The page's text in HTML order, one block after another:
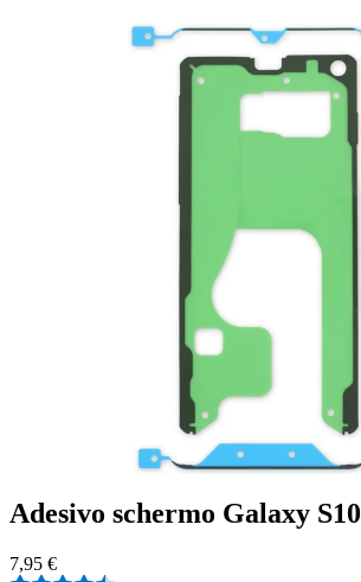
Adesivo schermo Galaxy S10
7,95 €